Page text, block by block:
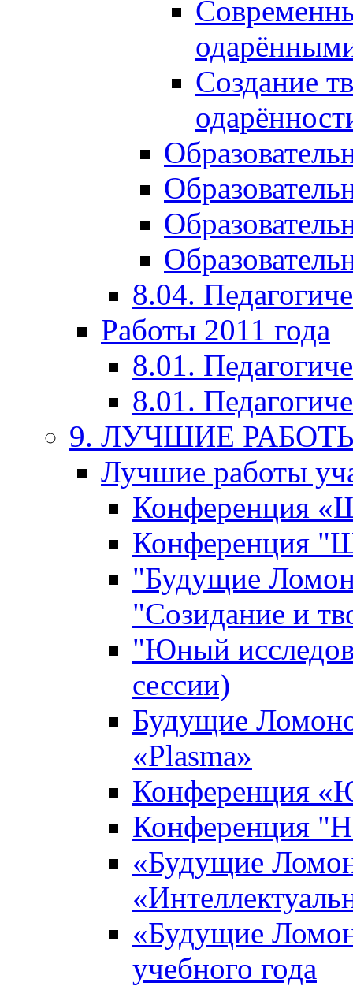
Создание
8.04.
Работы 2011 года
8.01.
8.01.
9. ЛУЧШИЕ
Лучшие работы
Конференция
Конференция
"Будущие
"Созидание и
"Юный
сессии)
Будущие
«Plasma»
Конференция
Конференция
«Будущие
«Будущие
учебного года